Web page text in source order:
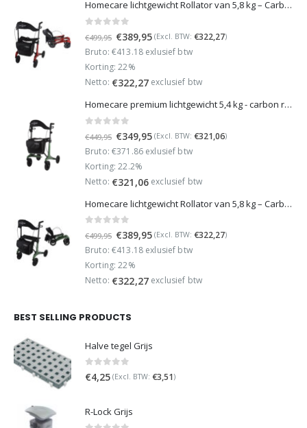
Homecare lichtgewicht Rollator van 5,8 kg – Carbon rollator tot 150 kg draaggewicht – Dubbel opvouwbaar en inclusief reistas - Rood
out of 5
€499,95 Oorspronkelijke
prijs
was:
€499,95.
€389,95Huidige
prijs
€389,95.
(Excl. BTW: €322,27)
Bruto: €413.18 exlusief btw
Korting: 22%
Netto: €322,27exclusief btw
Homecare premium lichtgewicht 5,4 kg - carbon rollator - 150 kg draaggewicht - Opvouwbaar - Groen - incl stokhouder
€449,95 Oorspronkelijke
prijs
was:
€449,95.
€349,95Huidige
prijs
€349,95.
(Excl. BTW: €321,06)
Bruto: €371.86 exlusief btw
Korting: 22.2%
Netto: €321,06exclusief btw
Homecare lichtgewicht Rollator van 5,8 kg – Carbon rollator tot 150 kg draaggewicht – Dubbel opvouwbaar en inclusief reistas - Groen
out of 5
€499,95 Oorspronkelijke
prijs
was:
€499,95.
€389,95Huidige
prijs
€389,95.
(Excl. BTW: €322,27)
Bruto: €413.18 exlusief btw
Korting: 22%
Netto: €322,27exclusief btw
BEST SELLING PRODUCTS
Halve tegel Grijs
0 out of 5
€4,25 (Excl. BTW: €3,51)
R-Lock Grijs